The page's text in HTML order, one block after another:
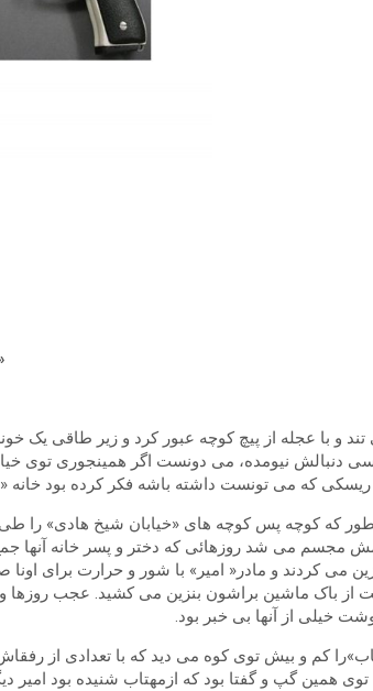
تند و با عجله از پیچ کوچه عبور کرد و زیر طاقی
دنبالش نیومده، می دونست اگر همینجوری توی
ریسکی که می تونست داشته باشه فکر کرده بود
که کوچه پس کوچه های «خیابان شیخ هادی» را
مجسم می شد روزهائی که دختر و پسر خانه آنها
می کردند و مادر« امیر» با شور و حرارت برای
از باک ماشین براشون بنزین می کشید. عجب روزها و
خیلی از آنها بی خبر بود.
کم و بیش توی کوه می دید که با تعدادی از
توی همین گپ و گفتا بود که ازمهتاب شنیده بود